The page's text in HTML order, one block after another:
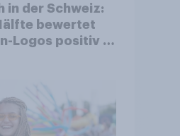
in der Schweiz:
bewertet
Logos positiv –